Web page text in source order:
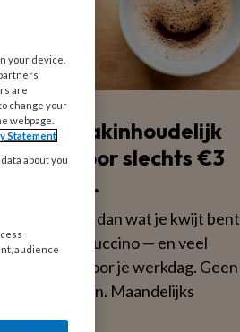
Blijf vakinhoudelijk
scherp voor slechts €3
per week.
Dat is minder dan wat je kwijt bent
aan een cappuccino — en veel
voedzamer voor je werkdag. Geen
verplichtingen. Maandelijks
your device.
are
change your
webpage.
Statement
about you
audience